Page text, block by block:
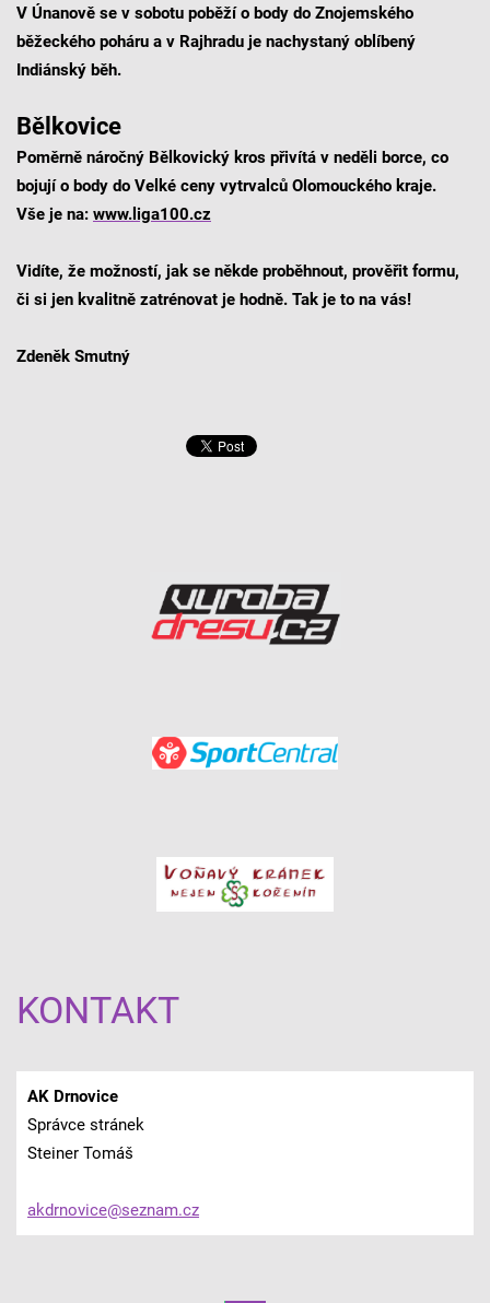
V Únanově se v sobotu poběží o body do Znojemského
běžeckého poháru a v Rajhradu je nachystaný oblíbený
Indiánský běh.
Bělkovice
Poměrně náročný Bělkovický kros přivítá v neděli borce, co
bojují o body do Velké ceny vytrvalců Olomouckého kraje.
Vše je na: www.liga100.cz
Vidíte, že možností, jak se někde proběhnout, prověřit formu,
či si jen kvalitně zatrénovat je hodně. Tak je to na vás!
Zdeněk Smutný
KONTAKT
AK Drnovice
Správce stránek
Steiner Tomáš
akdrnovice@seznam.cz